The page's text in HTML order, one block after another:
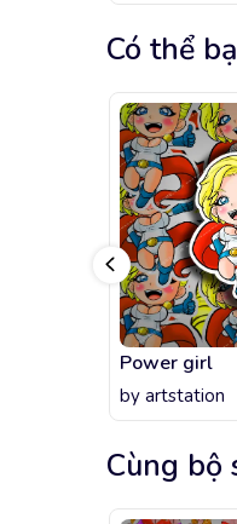
Có thể
Power girl
by artstation
Cùng bộ